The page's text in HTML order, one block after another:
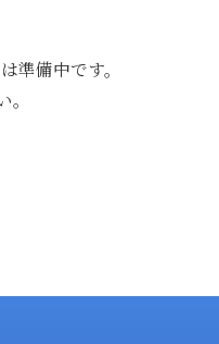
準備中です。